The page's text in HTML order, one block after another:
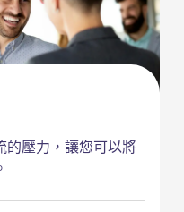
的壓力，讓您可以將